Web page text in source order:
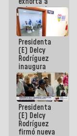
gobernadores
y alcaldes a
edificar
casas para
abuelos
Presidenta
(E) Delcy
Rodríguez
inaugura
casa de los
Abuelos
Primavera
en Caracas
Presidenta
(E) Delcy
Rodríguez
firmó nueva